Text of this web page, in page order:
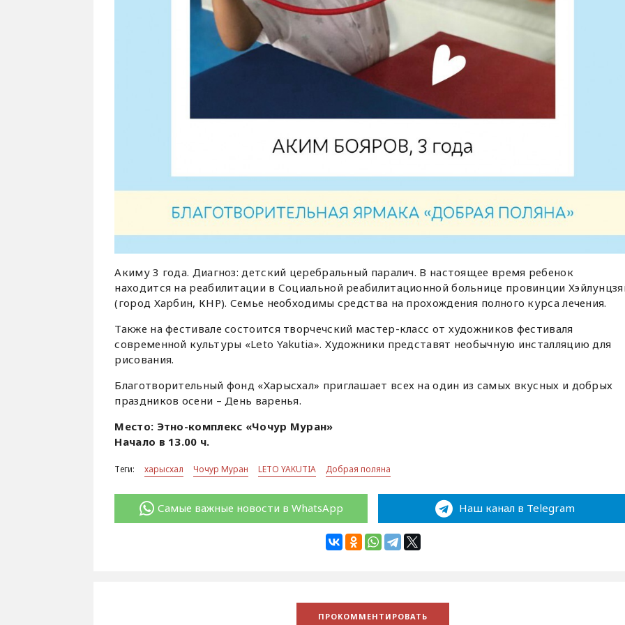
Акиму 3 года. Диагноз: детский церебральный паралич. В настоящее время ребенок
находится на реабилитации в Социальной реабилитационной больнице провинции
(город Харбин, КНР). Семье необходимы средства на прохождения полного курса лечения.
Также на фестивале состоится творчечский мастер-класс от художников фестиваля
современной культуры «Leto Yakutia». Художники представят необычную инсталляцию для
рисования.
Благотворительный фонд «Харысхал» приглашает всех на один из самых вкусных и добрых
праздников осени – День варенья.
Место: Этно-комплекс «Чочур Муран»
Начало в 13.00 ч.
Теги: харысхал Чочур Муран LETO YAKUTIA Добрая поляна
Самые важные новости в WhatsApp Наш канал в Telegram